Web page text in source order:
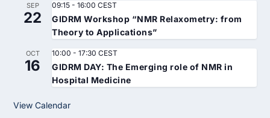
SEP
22
09:15 -16:00 CEST
GIDRM Workshop “NMR Relaxometry: from
Theory to Applications”
OCT
16
10:00 -17:30 CEST
GIDRM DAY: The Emerging role of NMR in
Hospital Medicine
View Calendar